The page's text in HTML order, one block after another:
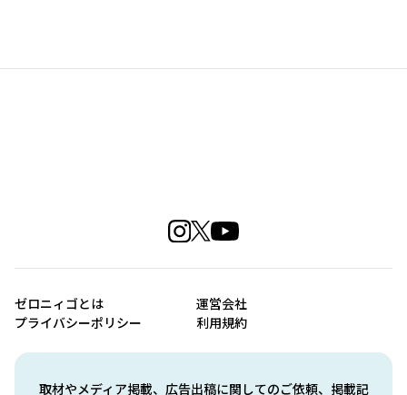
取材やメディア掲載、広告出稿に関してのご依頼、掲載記
ゼロニィゴとは
運営会社
プライバシーポリシー
利用規約